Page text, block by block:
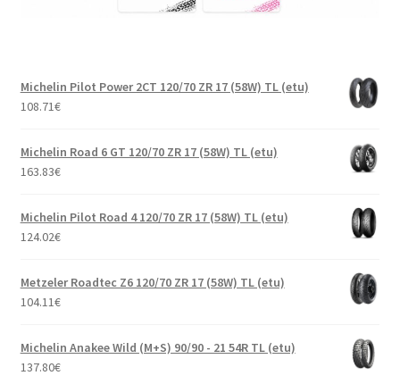
Michelin Pilot Power 2CT 120/70 ZR 17 (58W) TL (etu)
108.71€
Michelin Road 6 GT 120/70 ZR 17 (58W) TL (etu)
163.83€
Michelin Pilot Road 4 120/70 ZR 17 (58W) TL (etu)
124.02€
Metzeler Roadtec Z6 120/70 ZR 17 (58W) TL (etu)
104.11€
Michelin Anakee Wild (M+S) 90/90 - 21 54R TL (etu)
137.80€